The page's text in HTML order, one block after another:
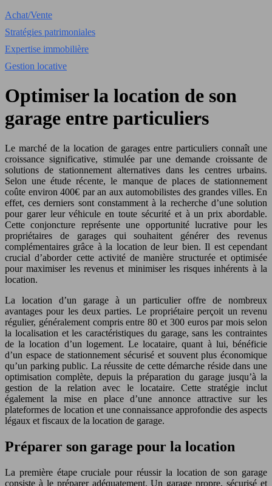
Achat/Vente
Stratégies patrimoniales
Expertise immobilière
Gestion locative
Optimiser la location de son
garage entre particuliers
Le marché de la location de garages entre particuliers connaît une
croissance significative, stimulée par une demande croissante de
solutions de stationnement alternatives dans les centres urbains.
Selon une étude récente, le manque de places de stationnement
coûte environ 400€ par an aux automobilistes des grandes villes. En
effet, ces derniers sont constamment à la recherche d’une solution
pour garer leur véhicule en toute sécurité et à un prix abordable.
Cette conjoncture représente une opportunité lucrative pour les
propriétaires de garages qui souhaitent générer des revenus
complémentaires grâce à la location de leur bien. Il est cependant
crucial d’aborder cette activité de manière structurée et optimisée
pour maximiser les revenus et minimiser les risques inhérents à la
location.
La location d’un garage à un particulier offre de nombreux
avantages pour les deux parties. Le propriétaire perçoit un revenu
régulier, généralement compris entre 80 et 300 euros par mois selon
la localisation et les caractéristiques du garage, sans les contraintes
de la location d’un logement. Le locataire, quant à lui, bénéficie
d’un espace de stationnement sécurisé et souvent plus économique
qu’un parking public. La réussite de cette démarche réside dans une
optimisation complète, depuis la préparation du garage jusqu’à la
gestion de la relation avec le locataire. Cette stratégie inclut
également la mise en place d’une annonce attractive sur les
plateformes de location et une connaissance approfondie des aspects
légaux et fiscaux de la location de garage.
Préparer son garage pour la location
La première étape cruciale pour réussir la location de son garage
consiste à le préparer adéquatement. Un garage propre, sécurisé et